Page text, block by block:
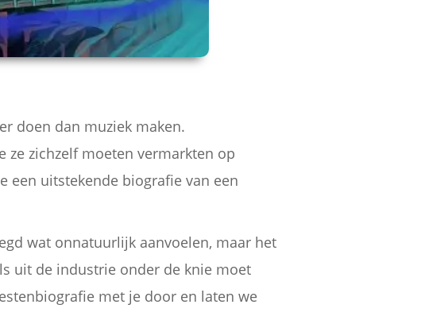
doen dan muziek maken.
ze zichzelf moeten vermarkten op
een uitstekende biografie van een
wat onnatuurlijk aanvoelen, maar het
uit de industrie onder de knie moet
met je door en laten we